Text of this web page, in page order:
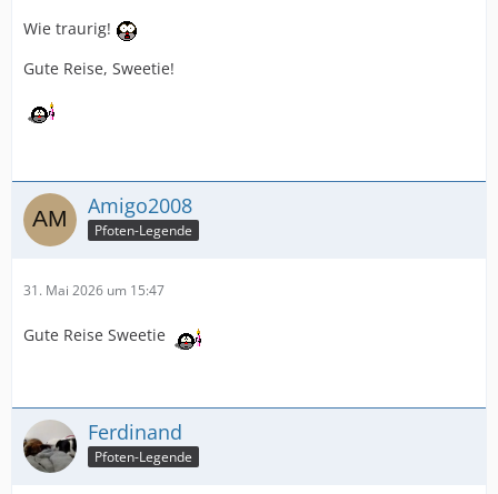
Wie traurig!
Gute Reise, Sweetie!
Amigo2008
Pfoten-Legende
31. Mai 2026 um 15:47
Gute Reise Sweetie
Ferdinand
Pfoten-Legende